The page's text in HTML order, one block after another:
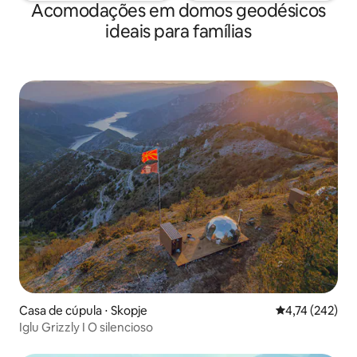
Acomodações em domos geodésicos
ideais para famílias
Casa de cúpula ⋅ Skopje 4,74 de uma
4,74 (242)
Iglu Grizzly I O silencioso